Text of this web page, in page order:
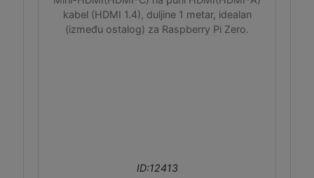
kabel (HDMI 1.4), duljine 1 metar, idealan
(između ostalog) za Raspberry Pi Zero.
ID:12413